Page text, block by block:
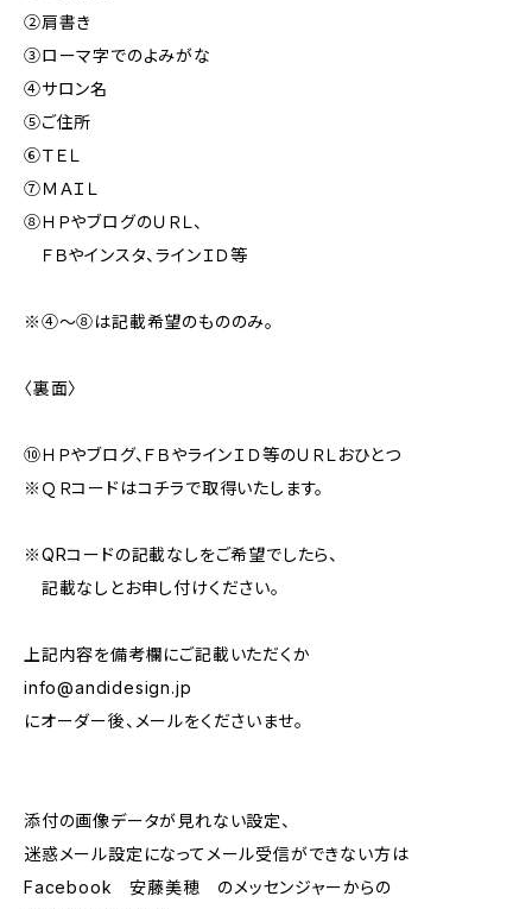
②肩書き
③ローマ字でのよみがな
④サロン名
⑤ご住所
⑥ＴＥＬ
⑦ＭＡＩＬ
⑧ＨＰやブログのＵＲＬ、
ＦＢやインスタ、ラインＩＤ等
※④～⑧は記載希望のもののみ。
〈裏面〉
⑩ＨＰやブログ、ＦＢやラインＩＤ等のＵＲＬおひとつ
※ＱＲコードはコチラで取得いたします。
※QRコードの記載なしをご希望でしたら、
記載なしとお申し付けください。
上記内容を備考欄にご記載いただくか
info@andidesign.jp
にオーダー後、メールをくださいませ。
添付の画像データが見れない設定、
迷惑メール設定になってメール受信ができない方は
Facebook 安藤美穂 のメッセンジャーからの